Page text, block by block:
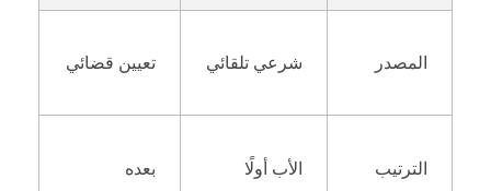
المصدر شرعي تلقائي تعيين قضائي
الترتيب الأب أولًا بعده